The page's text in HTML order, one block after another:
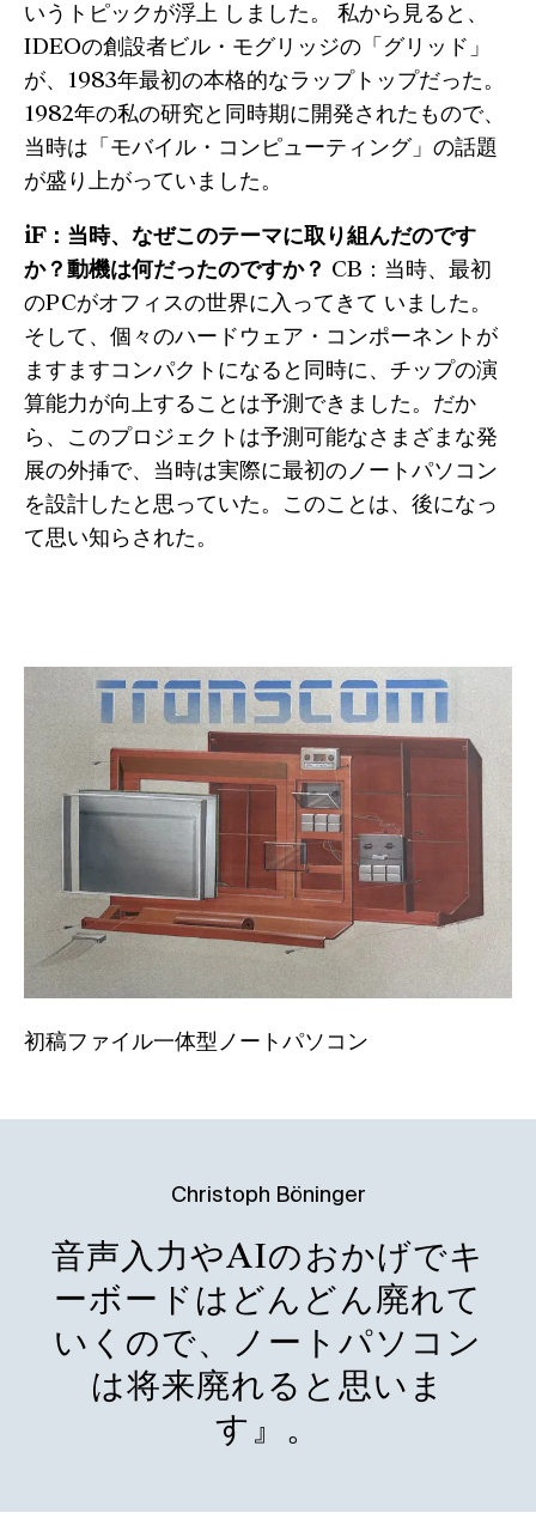
いうトピックが浮上 しました。 私から見ると、
IDEOの創設者ビル・モグリッジの「グリッド」
が、1983年最初の本格的なラップトップだった。
1982年の私の研究と同時期に開発されたもので、
当時は「モバイル・コンピューティング」の話題
が盛り上がっていました。
iF：当時、なぜこのテーマに取り組んだのです
か？動機は何だったのですか？ CB：当時、最初
のPCがオフィスの世界に入ってきて いました。
そして、個々のハードウェア・コンポーネントが
ますますコンパクトになると同時に、チップの演
算能力が向上することは予測できました。だか
ら、このプロジェクトは予測可能なさまざまな発
展の外挿で、当時は実際に最初のノートパソコン
を設計したと思っていた。このことは、後になっ
て思い知らされた。
初稿ファイル一体型ノートパソコン
Christoph Böninger
音声入力やAIのおかげでキ
ーボードはどんどん廃れて
いくので、ノートパソコン
は将来廃れると思いま
す』。